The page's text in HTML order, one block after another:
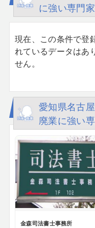
に強い専門
現在、この条件で登
れているデータはあ
せん。
愛知県名古
廃業に強い
金森司法書士事務所